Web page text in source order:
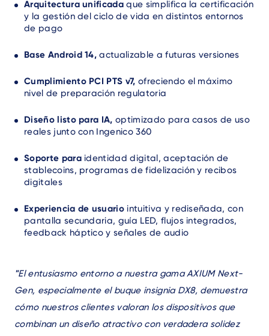
Arquitectura unificadaque simplifica la certificación
y la gestión del ciclo de vida en distintos entornos
de pago
Base Android 14,actualizable a futuras versiones
Cumplimiento PCI PTS v7, ofreciendo el máximo
nivel de preparación regulatoria
Diseño listo para IA,optimizado para casos de uso
reales junto con Ingenico 360
Soporte paraidentidad digital, aceptación de
stablecoins, programas de fidelización y recibos
digitales
Experiencia de usuariointuitiva y rediseñada, con
pantalla secundaria, guía LED, flujos integrados,
feedback háptico y señales de audio
"El entusiasmo entorno a nuestra gama AXIUM Next-
Gen, especialmente el buque insignia DX8, demuestra
cómo nuestros clientes valoran los dispositivos que
combinan un diseño atractivo con verdadera solidez